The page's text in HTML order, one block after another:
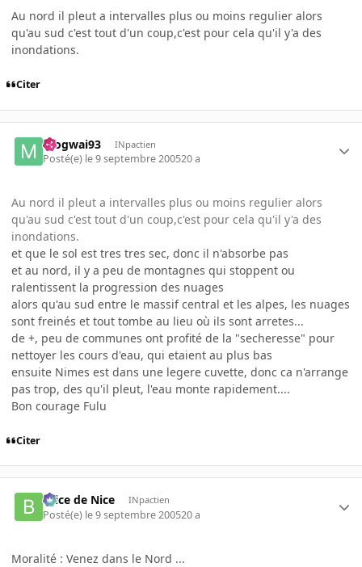
Au nord il pleut a intervalles plus ou moins regulier alors
qu'au sud c'est tout d'un coup,c'est pour cela qu'il y'a des
inondations.
Citer
mogwai93 INpactien
Posté(e) le 9 septembre 200520 a
Au nord il pleut a intervalles plus ou moins regulier alors
qu'au sud c'est tout d'un coup,c'est pour cela qu'il y'a des
inondations.
et que le sol est tres tres sec, donc il n'absorbe pas
et au nord, il y a peu de montagnes qui stoppent ou
ralentissent la progression des nuages
alors qu'au sud entre le massif central et les alpes, les nuages
sont freinés et tout tombe au lieu où ils sont arretes...
de +, peu de communes ont profité de la "secheresse" pour
nettoyer les cours d'eau, qui etaient au plus bas
ensuite Nimes est dans une legere cuvette, donc ca n'arrange
pas trop, des qu'il pleut, l'eau monte rapidement....
Bon courage Fulu
Citer
Brice de Nice INpactien
Posté(e) le 9 septembre 200520 a
Moralité : Venez dans le Nord ...